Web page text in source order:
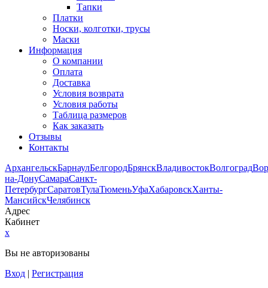
Тапки
Платки
Носки, колготки, трусы
Маски
Информация
О компании
Оплата
Доставка
Условия возврата
Условия работы
Таблица размеров
Как заказать
Отзывы
Контакты
АрхангельскБарнаулБелгородБрянскВладивостокВолгоград
на-ДонуСамараСанкт-
ПетербургСаратовТулаТюменьУфаХабаровскХанты-
МансийскЧелябинск
Адрес
Кабинет
x
Вы не авторизованы
Вход | Регистрация